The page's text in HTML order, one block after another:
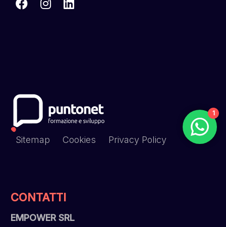
Sitemap Cookies Privacy Policy
CONTATTI
EMPOWER SRL
1